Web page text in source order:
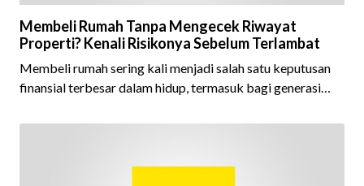
Membeli Rumah Tanpa Mengecek Riwayat
Properti? Kenali Risikonya Sebelum Terlambat
Membeli rumah sering kali menjadi salah satu keputusan
finansial terbesar dalam hidup, termasuk bagi generasi
kepemilikan hunian maupun investasi properti. Namun
fokus pada harga atau lokasi tanpa memperhatikan